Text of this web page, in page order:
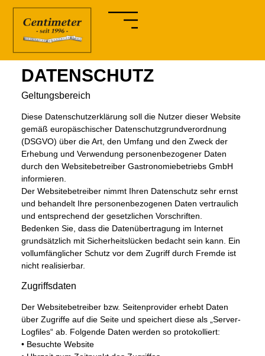
DATENSCHUTZ
Geltungsbereich
Diese Datenschutzerklärung soll die Nutzer dieser Website
gemäß europäschischer Datenschutzgrundverordnung
(DSGVO) über die Art, den Umfang und den Zweck der
Erhebung und Verwendung personenbezogener Daten
durch den Websitebetreiber Gastronomiebetriebs GmbH
informieren.
Der Websitebetreiber nimmt Ihren Datenschutz sehr ernst
und behandelt Ihre personenbezogenen Daten vertraulich
und entsprechend der gesetzlichen Vorschriften.
Bedenken Sie, dass die Datenübertragung im Internet
grundsätzlich mit Sicherheitslücken bedacht sein kann. Ein
vollumfänglicher Schutz vor dem Zugriff durch Fremde ist
nicht realisierbar.
Zugriffsdaten
Der Websitebetreiber bzw. Seitenprovider erhebt Daten
über Zugriffe auf die Seite und speichert diese als „Server-
Logfiles“ ab. Folgende Daten werden so protokolliert:
• Besuchte Website